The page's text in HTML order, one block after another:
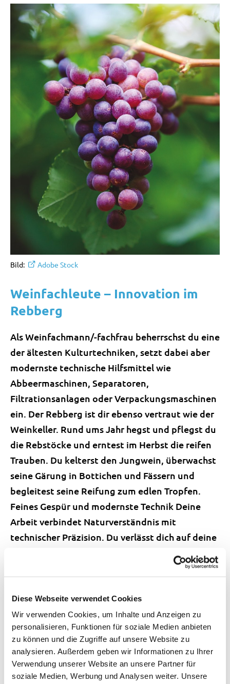
Diese Webseite verwendet Cookies
Wir verwenden Cookies, um Inhalte und Anzeigen zu
personalisieren, Funktionen für soziale Medien anbieten
zu können und die Zugriffe auf unsere Website zu
analysieren. Außerdem geben wir Informationen zu Ihrer
Verwendung unserer Website an unsere Partner für
soziale Medien, Werbung und Analysen weiter. Unsere
Bild: Adobe Stock
Weinfachleute – Innovation im
Rebberg
Als Weinfachmann/-fachfrau beherrschst du eine
der ältesten Kulturtechniken, setzt dabei aber
modernste technische Hilfsmittel wie
Abbeermaschinen, Separatoren,
Filtrationsanlagen oder Verpackungsmaschinen
ein. Der Rebberg ist dir ebenso vertraut wie der
Weinkeller. Rund ums Jahr hegst und pflegst du
die Rebstöcke und erntest im Herbst die reifen
Trauben. Du kelterst den Jungwein, überwachst
seine Gärung in Bottichen und Fässern und
begleitest seine Reifung zum edlen Tropfen.
Feines Gespür und modernste Technik Deine
Arbeit verbindet Naturverständnis mit
technischer Präzision. Du verlässt dich auf deine
Augen, deine Nase und deinen Gaumen, aber
auch auf mikroskopische und chemische
Aufgaben auch das Marketing und der Kontakt
zu den Kund:innen. Die Lehre dauert 3 Jahre. Ein
Lehrjahr im Welschland oder im Tessin bietet
Einblicke in andere Weinregionen und nach dem
Lehrabschluss locken Arbeitsaufenthalte in
Amerika, Südafrika oder Frankreich.